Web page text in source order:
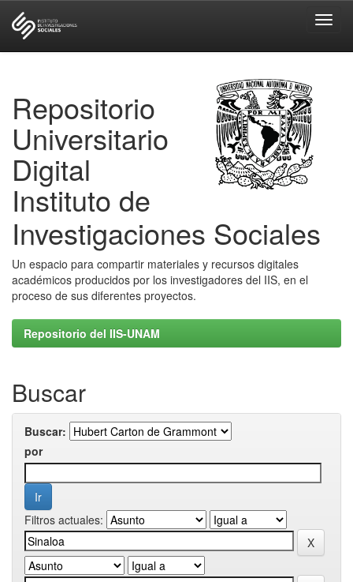
Repositorio
Universitario
Digital
Instituto de
Investigaciones Sociales
Un espacio para compartir materiales y recursos digitales
académicos producidos por los investigadores del IIS, en el
proceso de sus diferentes proyectos.
Repositorio del IIS-UNAM
Buscar
Buscar:
por
Filtros actuales: